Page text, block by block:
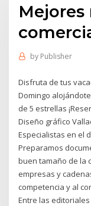
Mejores
by Publisher
Disfruta de tus
Domingo
de 5 estrellas
Diseño gráfico
Especialistas en el
Preparamos
buen tamaño de la
empresas y
competencia y al
Entre las